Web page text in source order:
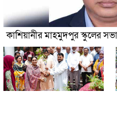
কাশিয়ানীর মাহমুদপুর স্কুলের